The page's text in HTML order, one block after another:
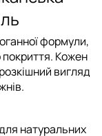
формули,
покриття. Кожен
вигляд
.
натуральних